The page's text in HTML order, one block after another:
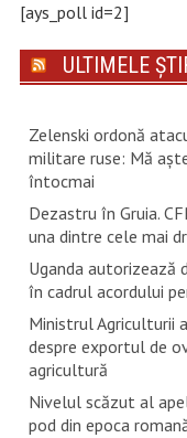
[ays_poll id=2]
ULTIMELE
Zelenski ordonă
militare ruse: Mă
întocmai
Dezastru în Gruia.
una dintre cele mai
Uganda autorizează
în cadrul acordului
Ministrul Agriculturii
despre exportul de
agricultură
Nivelul scăzut al
pod din epoca